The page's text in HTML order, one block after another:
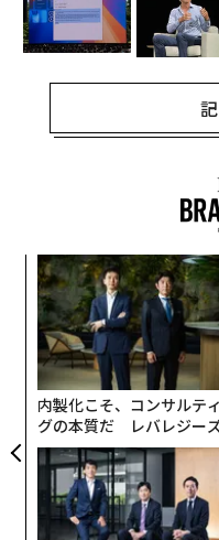
内製化こそ、コンサルテ
グの本質だ レバレジー
実践する、次世代ファー
全貌